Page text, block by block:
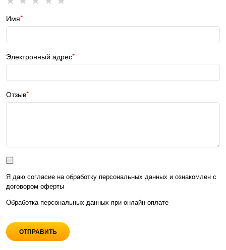
Имя
Электронный адрес
Отзыв
Я даю согласие на обработку персональных данных и ознакомлен с
договором оферты
Обработка персональных данных при онлайн-оплате